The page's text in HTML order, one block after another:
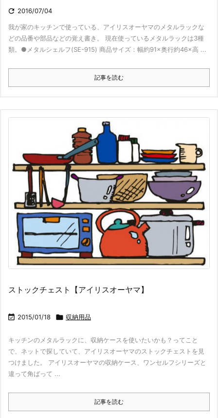
 2016/07/04
我が家のキッチンで使っている、アイリスオーヤマのメタルラックな
どの品番や部品などの覚え書き。 現在使っているメタルラックは3種
類。●メタルシェルフ(SE-915) 商品サイズ：幅約91×奥行約46×高 ...
記事を読む
ストックチェスト【アイリスオーヤマ】
 2015/01/18  収納用品
キッチンのメタルラックに、収納ケースを使いたいかも？ってこと
で、ネットで探していて、アイリスオーヤマのストックチェストを見
つけました。 アイリスオーヤマの収納ケース、ワンセルフシリーズと
違って角ばって ...
記事を読む